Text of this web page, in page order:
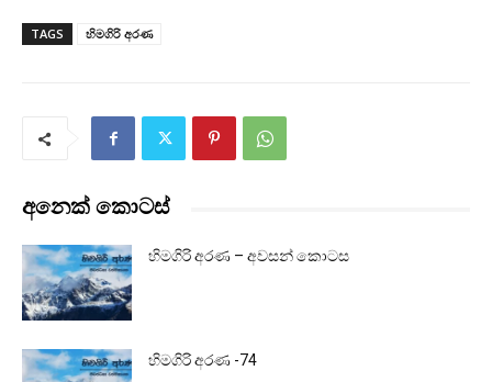
TAGS හිමගිරි අරණ
අනෙක් කොටස්
හිමගිරි අරණ – අවසන් කොටස
හිමගිරි අරණ -74